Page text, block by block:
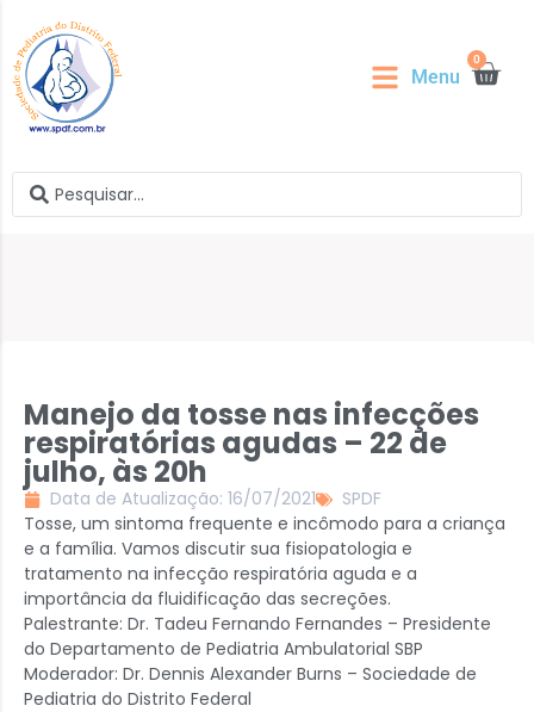
0
Menu
Manejo da tosse nas infecções
respiratórias agudas – 22 de
julho, às 20h
Data de Atualização: 16/07/2021
SPDF
Tosse, um sintoma frequente e incômodo para a criança
e a família. Vamos discutir sua fisiopatologia e
tratamento na infecção respiratória aguda e a
importância da fluidificação das secreções.
Palestrante: Dr. Tadeu Fernando Fernandes – Presidente
do Departamento de Pediatria Ambulatorial SBP
Moderador: Dr. Dennis Alexander Burns – Sociedade de
Pediatria do Distrito Federal